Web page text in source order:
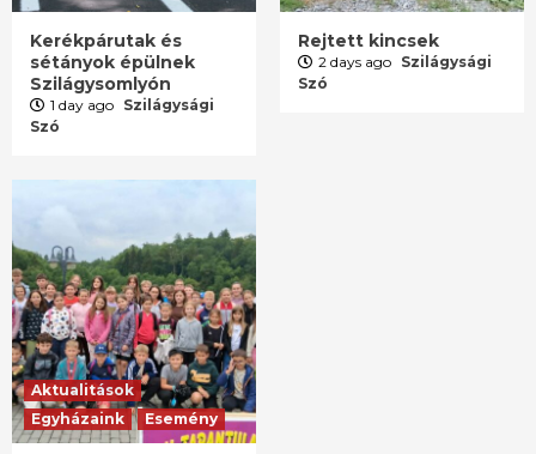
Kerékpárutak és
sétányok épülnek
Szilágysomlyón
1 day ago Szilágysági
Szó
Rejtett kincsek
2 days ago Szilágysági
Szó
Aktualitások
Egyházaink
Esemény